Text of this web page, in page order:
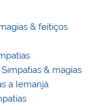
& feitiços
|Simpatias & magias
a Iemanjá